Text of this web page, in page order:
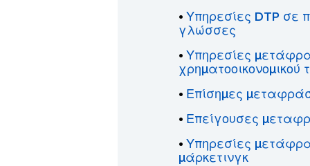
• Υπηρεσίες DTP σε
γλώσσες
• Υπηρεσίες
χρηματοοικονομικού
• Επίσημες
• Επείγουσες
• Υπηρεσίες
μάρκετινγκ